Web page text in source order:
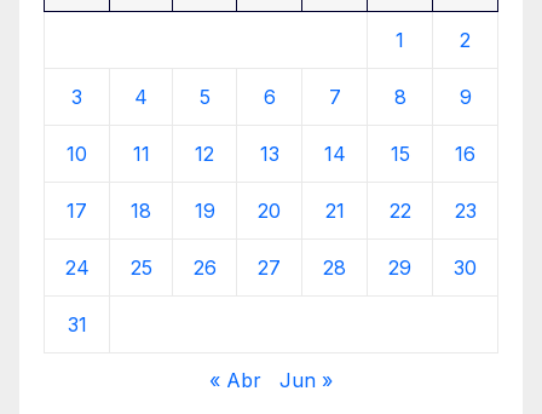
1 2
3 4 5 6 7 8 9
10 11 12 13 14 15 16
17 18 19 20 21 22 23
24 25 26 27 28 29 30
31
« Abr Jun »